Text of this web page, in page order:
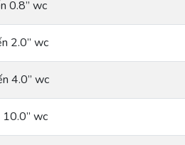
0.8” wc
2.0” wc
4.0” wc
wc